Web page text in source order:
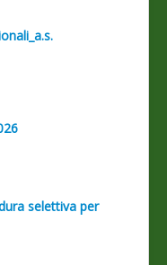
selettiva per